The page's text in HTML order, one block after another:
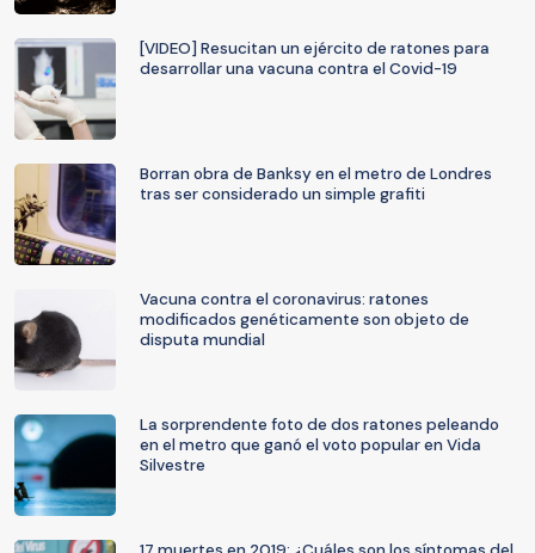
[VIDEO] Resucitan un ejército de ratones para
desarrollar una vacuna contra el Covid-19
Borran obra de Banksy en el metro de Londres
tras ser considerado un simple grafiti
Vacuna contra el coronavirus: ratones
modificados genéticamente son objeto de
disputa mundial
La sorprendente foto de dos ratones peleando
en el metro que ganó el voto popular en Vida
Silvestre